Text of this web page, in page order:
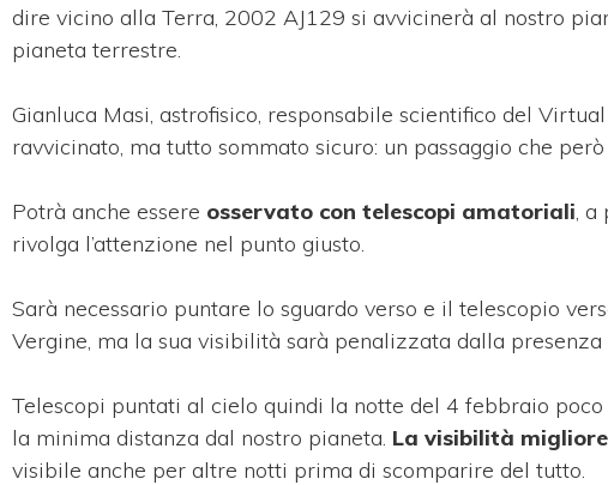
dire vicino alla Terra, 2002 AJ129 si avvicinerà al nostro
pianeta terrestre.
Gianluca Masi, astrofisico, responsabile scientifico del
ravvicinato, ma tutto sommato sicuro: un passaggio che
Potrà anche essere osservato con telescopi amatoriali ,
rivolga l’attenzione nel punto giusto.
Sarà necessario puntare lo sguardo verso e il telescopio
Vergine, ma la sua visibilità sarà penalizzata dalla presenza
Telescopi puntati al cielo quindi la notte del 4 febbraio
la minima distanza dal nostro pianeta. La visibilità
visibile anche per altre notti prima di scomparire del tutto.